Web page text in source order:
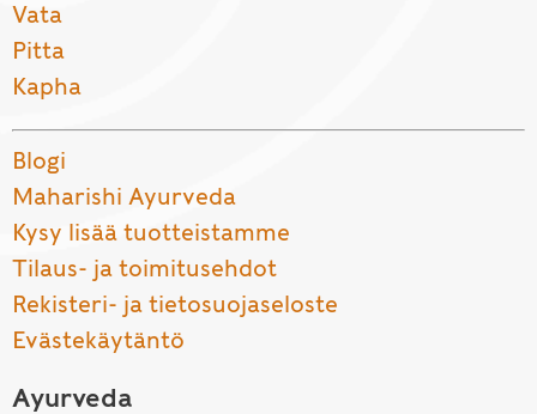
Vata
Pitta
Kapha
Blogi
Maharishi Ayurveda
Kysy lisää tuotteistamme
Tilaus- ja toimitusehdot
Rekisteri- ja tietosuojaseloste
Evästekäytäntö
Ayurveda